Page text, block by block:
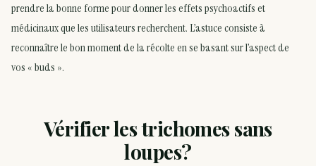
prendre la bonne forme pour donner les effets psychoactifs et
médicinaux que les utilisateurs recherchent. L’astuce consiste à
reconnaître le bon moment de la récolte en se basant sur l’aspect de
vos « buds ».
Vérifier les trichomes sans
loupes?